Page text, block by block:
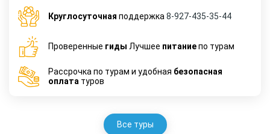
Круглосуточная поддержка 8-927-435-35-44
Проверенные гиды Лучшее питаниепо турам
Рассрочка по турам и удобная безопасная
оплата туров
Все туры